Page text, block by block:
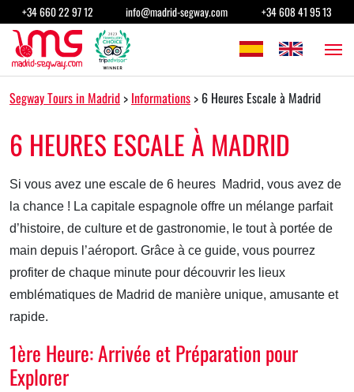
Passer au contenu
+34 660 22 97 12 info@madrid-segway.com +34 608 41 95 13
Navigation principale
Segway Tours in Madrid > Informations > 6 Heures Escale à Madrid
6 HEURES ESCALE À MADRID
Si vous avez une escale de 6 heures Madrid, vous avez de
la chance ! La capitale espagnole offre un mélange parfait
d’histoire, de culture et de gastronomie, le tout à portée de
main depuis l’aéroport. Grâce à ce guide, vous pourrez
profiter de chaque minute pour découvrir les lieux
emblématiques de Madrid de manière unique, amusante et
rapide.
1ère Heure: Arrivée et Préparation pour
Explorer